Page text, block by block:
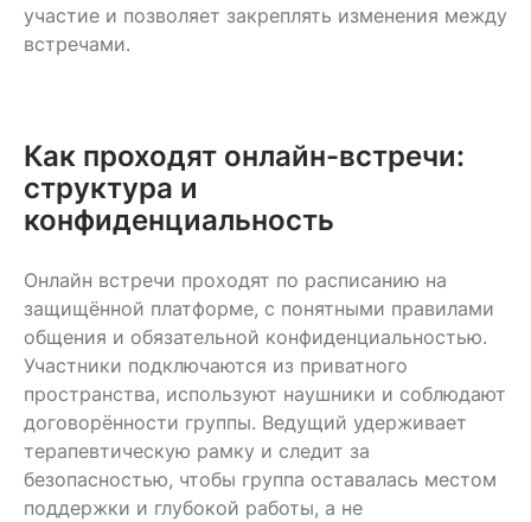
участие и позволяет закреплять изменения между
встречами.
Как проходят онлайн-встречи:
структура и
конфиденциальность
Онлайн встречи проходят по расписанию на
защищённой платформе, с понятными правилами
общения и обязательной конфиденциальностью.
Участники подключаются из приватного
пространства, используют наушники и соблюдают
договорённости группы. Ведущий удерживает
терапевтическую рамку и следит за
безопасностью, чтобы группа оставалась местом
поддержки и глубокой работы, а не